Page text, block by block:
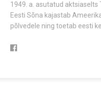
1949. a. asutatud aktsiaselts
Eesti Sõna kajastab
põlvedele ning toetab eesti